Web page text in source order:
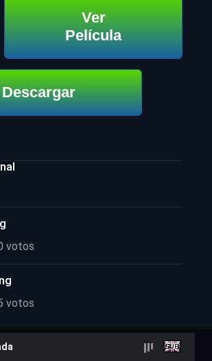
Ver
Película
Descargar
votos
votos